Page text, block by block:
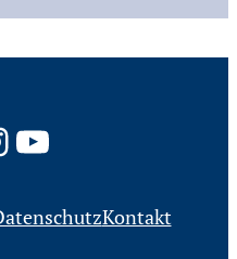
YouTube
Kontakt